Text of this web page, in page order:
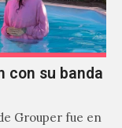
con su banda
Grouper fue en